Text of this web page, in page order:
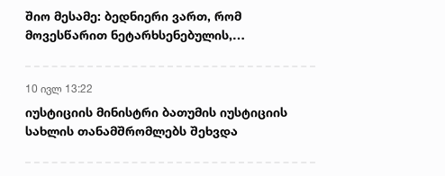
შიო მესამე: ბედნიერი ვართ, რომ
მოვესწარით ნეტარხსენებულის,
10 ივლ 13:22
იუსტიციის მინისტრი ბათუმის იუსტიციის
სახლის თანამშრომლებს შეხვდა